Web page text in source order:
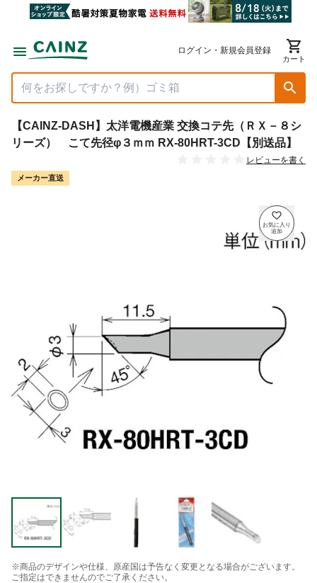
ログイン・新規会員登録
カート
【CAINZ-DASH】太洋電機産業 交換コテ先（ＲＸ－８シ
リーズ） こて先径φ３ｍｍ RX-80HRT-3CD【別送品】
レビューを書く
メーカー直送
※商品のデザインや仕様、原産国は予告なく変更となる場合がございます。
ご指定はできませんのでご了承ください。